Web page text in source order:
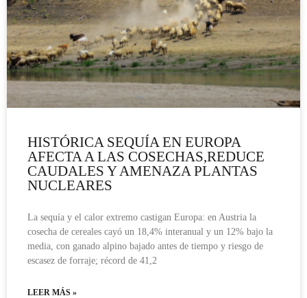
HISTÓRICA SEQUÍA EN EUROPA
AFECTA A LAS COSECHAS,REDUCE
CAUDALES Y AMENAZA PLANTAS
NUCLEARES
La sequía y el calor extremo castigan Europa: en Austria la
cosecha de cereales cayó un 18,4% interanual y un 12% bajo la
media, con ganado alpino bajado antes de tiempo y riesgo de
escasez de forraje; récord de 41,2
LEER MÁS »